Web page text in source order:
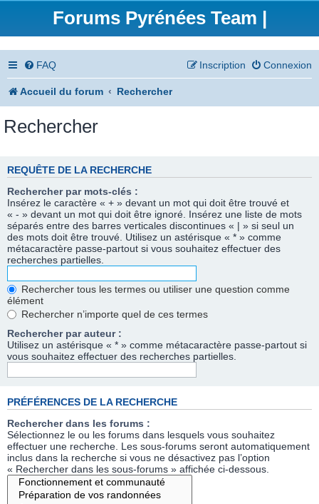
Forums Pyrénées Team |
FAQ Connexion
Inscription
Accueil du forum Rechercher
Rechercher
REQUÊTE DE LA RECHERCHE
Rechercher par mots-clés :
Insérez le caractère « + » devant un mot qui doit être trouvé et
« - » devant un mot qui doit être ignoré. Insérez une liste de mots
séparés entre des barres verticales discontinues « | » si seul un
des mots doit être trouvé. Utilisez un astérisque « * » comme
métacaractère passe-partout si vous souhaitez effectuer des
recherches partielles.
Rechercher tous les termes ou utiliser une question comme
élément
Rechercher n’importe quel de ces termes
Rechercher par auteur :
Utilisez un astérisque « * » comme métacaractère passe-partout si
vous souhaitez effectuer des recherches partielles.
PRÉFÉRENCES DE LA RECHERCHE
Rechercher dans les forums :
Sélectionnez le ou les forums dans lesquels vous souhaitez
effectuer une recherche. Les sous-forums seront automatiquement
inclus dans la recherche si vous ne désactivez pas l’option
« Rechercher dans les sous-forums » affichée ci-dessous.